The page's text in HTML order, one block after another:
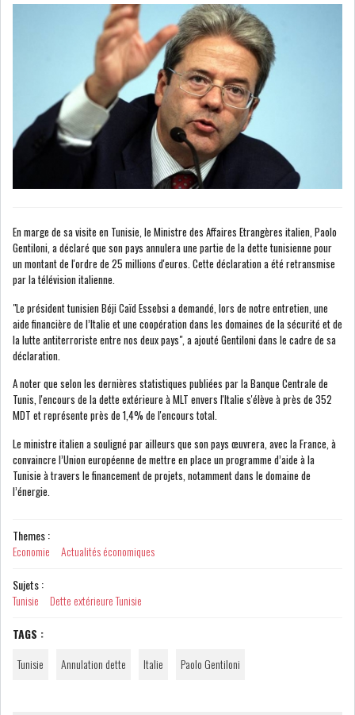
NOMINATIONS NOTATION
PRIVATISATION & OPV RAPPORTS DE GESTION
INDICATEURS
INTERMÉDIAIRES
DIVERS
ANALYSE MARCHÉ
PRESSE
BOURSE DE TUNIS : LE
BOURSE DE TUNIS : LE REVENU
GLOBAL DES S...
BOURSE DE TUNIS : LE
OFFICE PLAST : UNE LEVÉE DE
En marge de sa visite en Tunisie, le Ministre des Affaires Etrangères italien, Paolo
Gentiloni, a déclaré que son pays annulera une partie de la dette tunisienne pour
un montant de l'ordre de 25 millions d'euros. Cette déclaration a été retransmise
par la télévision italienne.
"Le président tunisien Béji Caïd Essebsi a demandé, lors de notre entretien, une
aide financière de l’Italie et une coopération dans les domaines de la sécurité et de
la lutte antiterroriste entre nos deux pays", a ajouté Gentiloni dans le cadre de sa
déclaration.
A noter que selon les dernières statistiques publiées par la Banque Centrale de
Tunis, l'encours de la dette extérieure à MLT envers l'Italie s'élève à près de 352
MDT et représente près de 1,4% de l'encours total.
Le ministre italien a souligné par ailleurs que son pays œuvrera, avec la France, à
convaincre l’Union européenne de mettre en place un programme d’aide à la
Tunisie à travers le financement de projets, notamment dans le domaine de
l’énergie.
Themes :
Economie
Actualités économiques
Sujets :
Tunisie
Dette extérieure Tunisie
TAGS :
Tunisie
Annulation dette Italie Paolo Gentiloni